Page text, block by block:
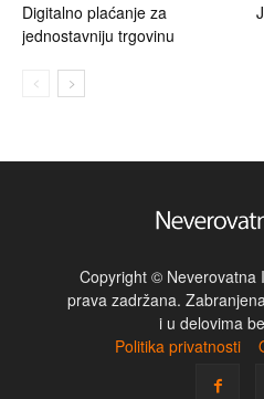
Digitalno plaćanje za
jednostavniju trgovinu
Copyright © Neverovatna
prava zadržana.
i u delovima
Politika privatnosti